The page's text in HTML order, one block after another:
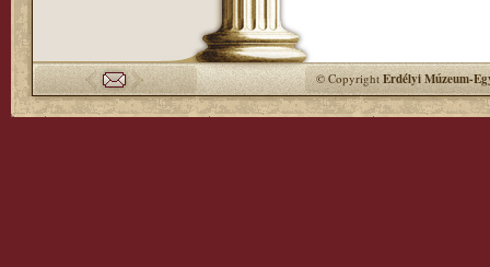
© CopyrightErdélyi Múzeum-